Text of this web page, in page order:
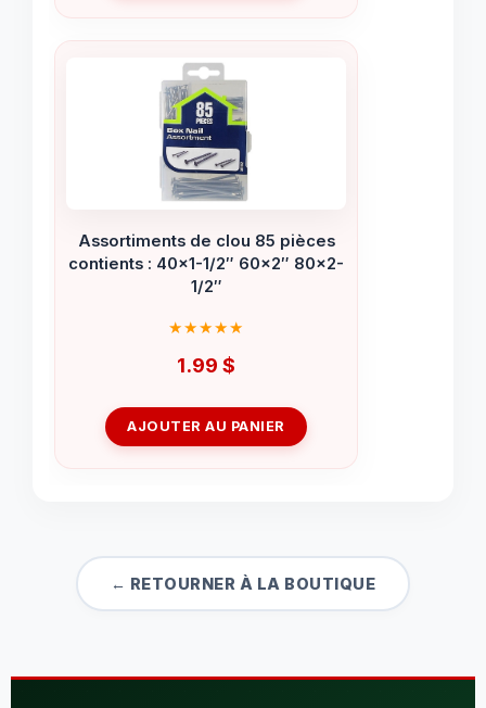
Assortiments de clou 85 pièces
contients : 40×1-1/2″ 60×2″ 80×2-
1/2″
1.99 $
AJOUTER AU PANIER
← RETOURNER À LA BOUTIQUE